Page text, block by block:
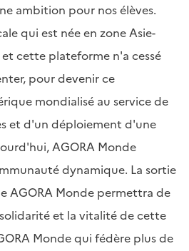
ambition pour nos élèves.
qui est née en zone Asie-
cette plateforme n'a cessé
pour devenir ce
mondialisé au service de
et d'un déploiement d'une
AGORA Monde
dynamique. La sortie
AGORA Monde permettra de
et la vitalité de cette
Monde qui fédère plus de